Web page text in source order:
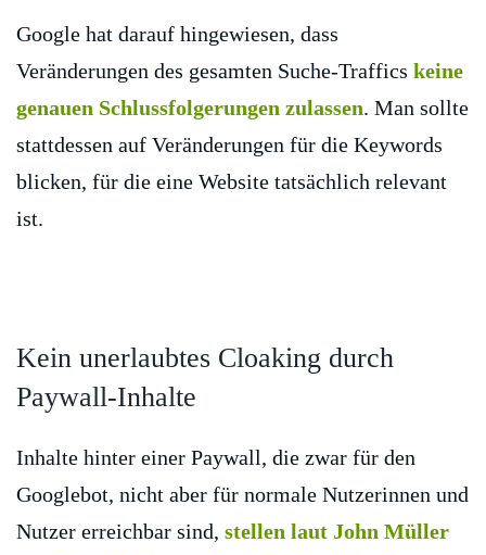
Google hat darauf hingewiesen, dass
Veränderungen des gesamten Suche-Traffics keine
genauen Schlussfolgerungen zulassen. Man sollte
stattdessen auf Veränderungen für die Keywords
blicken, für die eine Website tatsächlich relevant
ist.
Kein unerlaubtes Cloaking durch
Paywall-Inhalte
Inhalte hinter einer Paywall, die zwar für den
Googlebot, nicht aber für normale Nutzerinnen und
Nutzer erreichbar sind, stellen laut John Müller